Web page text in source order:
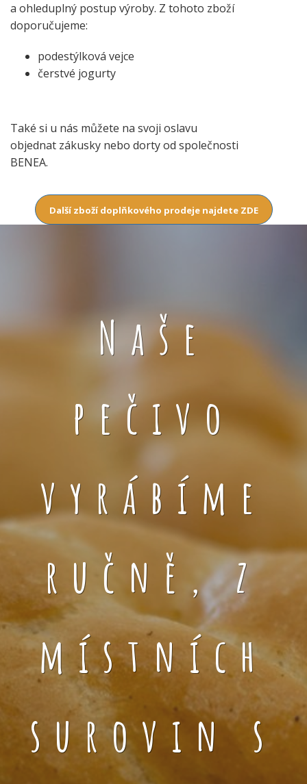
a ohleduplný postup výroby. Z tohoto zboží
doporučujeme:
podestýlková vejce
čerstvé jogurty
Také si u nás můžete na svoji oslavu
objednat zákusky nebo dorty od společnosti
BENEA.
Další zboží doplňkového prodeje najdete ZDE
Naše
pečivo
vyrábíme
ručně, z
místních
surovin s